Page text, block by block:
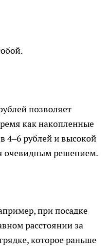
позволяет
как накопленные
4–6 рублей и высокой
очевидным решением.
при посадке
расстоянии за
которое раньше